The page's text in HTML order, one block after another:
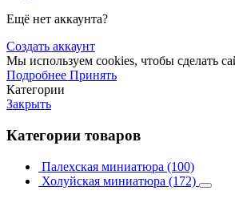
Ещё нет аккаунта?
Создать аккаунт
Мы используем cookies, чтобы сделать
Подробнее Принять
Категории
Закрыть
Категории товаров
Палехская миниатюра (100)
Холуйская миниатюра (172)